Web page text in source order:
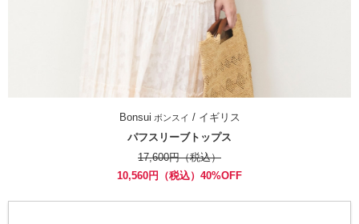
Bonsui ボンスイ / イギリス
パフスリーブトップス
17,600円（税込）
10,560円（税込）40%OFF